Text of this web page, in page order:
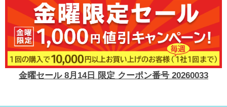
金曜セール 8月14日 限定 クーポン番号 20260033